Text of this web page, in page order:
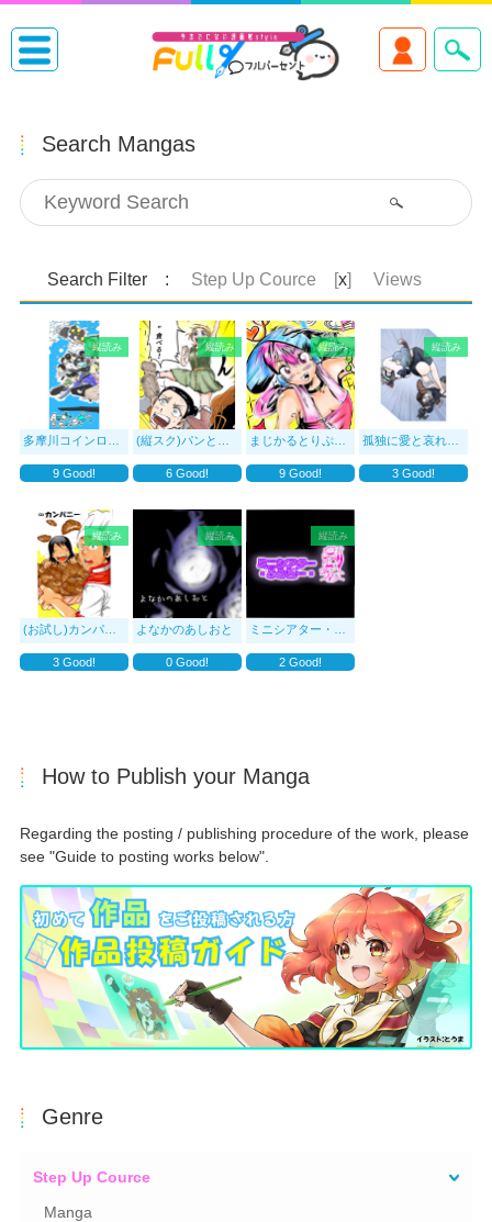
Search Mangas
Search Filter : Step Up Cource [x] Views
多摩川コインロッカー▷
縦読み
9Good!
(縦スク)パンと魔法のキングダム
縦読み
6Good!
まじかるとりぷるふぁんたじあ
縦読み
9Good!
孤独に愛と哀れみを
縦読み
3Good!
(お試し)カンパニー縦スクロール化
縦読み
3Good!
よなかのあしおと
縦読み
0Good!
ミニシアター・ふみぼー
縦読み
2Good!
How to Publish your Manga
Regarding the posting / publishing procedure of the work, please
see "Guide to posting works below".
Genre
Step Up Cource
Manga